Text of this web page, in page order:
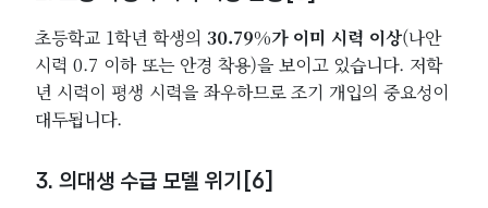
초등학교 1학년 학생의 30.79%가 이미 시력 이상(나안
시력 0.7 이하 또는 안경 착용)을 보이고 있습니다. 저학
년 시력이 평생 시력을 좌우하므로 조기 개입의 중요성이
대두됩니다.
3. 의대생 수급 모델 위기[6]